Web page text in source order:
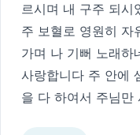
르시며 내 구주 되시
주 보혈로 영원히 자
가며 나 기뻐 노래하
사랑합니다 주 안에
을 다 하여서 주님